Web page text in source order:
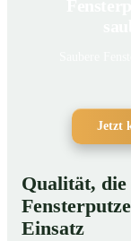
Jetzt
Qualität, die
Einsatz